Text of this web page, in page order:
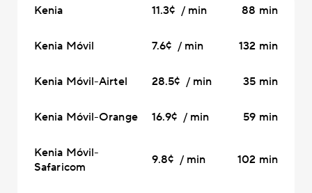
Kenia 11.3¢ / min 88 min
Kenia Móvil 7.6¢ / min 132 min
Kenia Móvil-Airtel 28.5¢ / min 35 min
Kenia Móvil-Orange 16.9¢ / min 59 min
Kenia Móvil-
Safaricom
9.8¢ / min 102 min